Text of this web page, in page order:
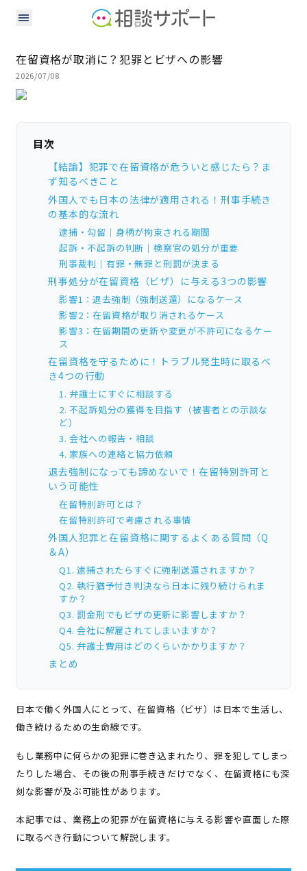
在留資格が取消に？犯罪とビザへの影響
2026/07/08
目次
【結論】犯罪で在留資格が危ういと感じたら？ま
ず知るべきこと
外国人でも日本の法律が適用される！刑事手続き
の基本的な流れ
逮捕・勾留｜身柄が拘束される期間
起訴・不起訴の判断｜検察官の処分が重要
刑事裁判｜有罪・無罪と刑罰が決まる
刑事処分が在留資格（ビザ）に与える3つの影響
影響1：退去強制（強制送還）になるケース
影響2：在留資格が取り消されるケース
影響3：在留期間の更新や変更が不許可になるケー
ス
在留資格を守るために！トラブル発生時に取るべ
き4つの行動
1. 弁護士にすぐに相談する
2. 不起訴処分の獲得を目指す（被害者との示談な
ど）
3. 会社への報告・相談
4. 家族への連絡と協力依頼
退去強制になっても諦めないで！在留特別許可と
いう可能性
在留特別許可とは？
在留特別許可で考慮される事情
外国人犯罪と在留資格に関するよくある質問（Q
＆A）
Q1. 逮捕されたらすぐに強制送還されますか？
Q2. 執行猶予付き判決なら日本に残り続けられま
すか？
Q3. 罰金刑でもビザの更新に影響しますか？
Q4. 会社に解雇されてしまいますか？
Q5. 弁護士費用はどのくらいかかりますか？
まとめ
日本で働く外国人にとって、在留資格（ビザ）は日本で生活し、
働き続けるための生命線です。
もし業務中に何らかの犯罪に巻き込まれたり、罪を犯してしまっ
たりした場合、その後の刑事手続きだけでなく、在留資格にも深
刻な影響が及ぶ可能性があります。
本記事では、業務上の犯罪が在留資格に与える影響や直面した際
に取るべき行動について解説します。